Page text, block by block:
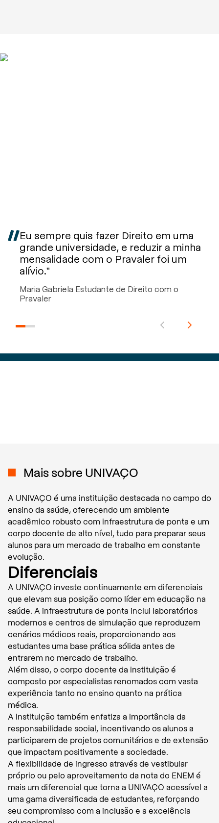
Depoimentos de alunos
Eu sempre quis fazer Direito em uma
grande universidade, e reduzir a minha
mensalidade com o Pravaler foi um
alívio.”
Maria Gabriela Estudante de Direito com o
Pravaler
Mais sobre UNIVAÇO
A UNIVAÇO é uma instituição destacada no campo do
ensino da saúde, oferecendo um ambiente
acadêmico robusto com infraestrutura de ponta e um
corpo docente de alto nível, tudo para preparar seus
alunos para um mercado de trabalho em constante
evolução.
Diferenciais
A UNIVAÇO investe continuamente em diferenciais
que elevam sua posição como líder em educação na
saúde. A infraestrutura de ponta inclui laboratórios
modernos e centros de simulação que reproduzem
cenários médicos reais, proporcionando aos
estudantes uma base prática sólida antes de
entrarem no mercado de trabalho.
Além disso, o corpo docente da instituição é
composto por especialistas renomados com vasta
experiência tanto no ensino quanto na prática
médica.
A instituição também enfatiza a importância da
responsabilidade social, incentivando os alunos a
participarem de projetos comunitários e de extensão
que impactam positivamente a sociedade.
A flexibilidade de ingresso através de vestibular
próprio ou pelo aproveitamento da nota do ENEM é
mais um diferencial que torna a UNIVAÇO acessível a
uma gama diversificada de estudantes, reforçando
seu compromisso com a inclusão e a excelência